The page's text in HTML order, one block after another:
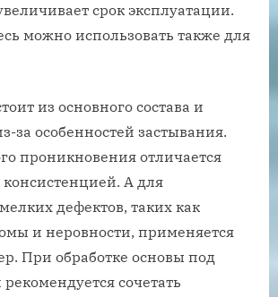
срок эксплуатации.
можно использовать также для
из основного состава и
за особенностей застывания.
проникновения отличается
А для
дефектов, таких как
и неровности, применяется
При обработке основы под
сочетать